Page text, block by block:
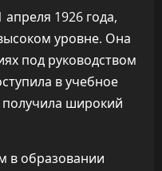
1926 года,
уровне. Она
под руководством
в учебное
получила широкий
в образовании